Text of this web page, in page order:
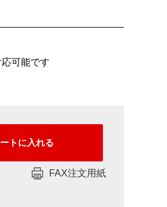
可能です
FAX注文用紙